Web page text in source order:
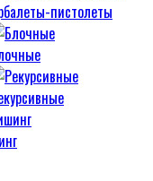
пистолеты